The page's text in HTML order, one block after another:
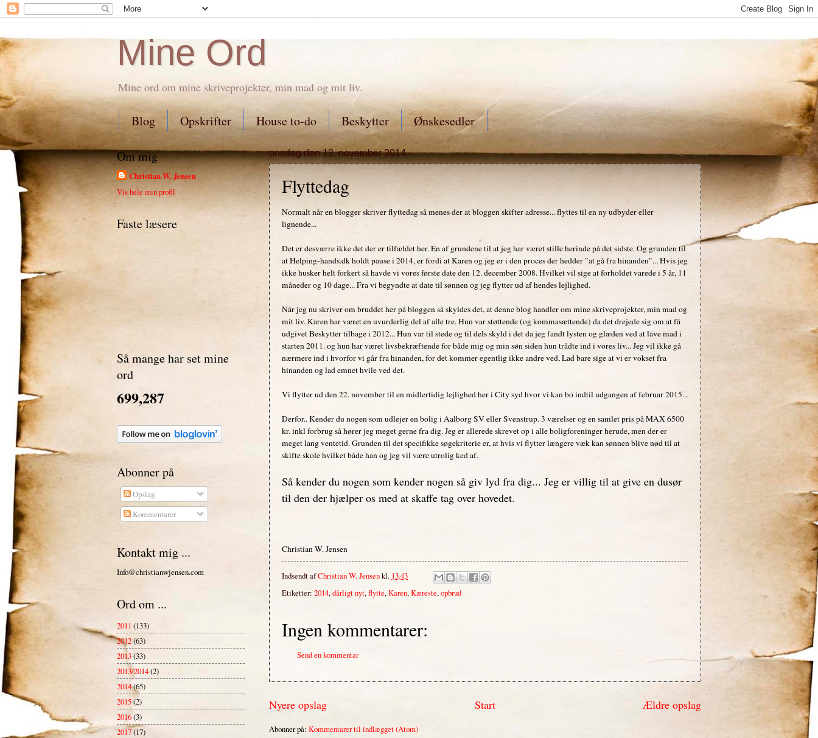
Mine Ord
Mine ord om mine skriveprojekter, min mad og mit liv.
Blog Opskrifter House to-do Beskytter Ønskesedler
onsdag den 12. november 2014
Flyttedag
Normalt når en blogger skriver flyttedag så menes der at bloggen skifter adresse... flyttes til en ny udbyder eller
lignende...
Det er desværre ikke det der er tilfældet her. En af grundene til at jeg har været stille herinde på det sidste. Og grunden til
at Helping-hands.dk holdt pause i 2014, er fordi at Karen og jeg er i den proces der hedder "at gå fra hinanden"... Hvis jeg
ikke husker helt forkert så havde vi vores første date den 12. december 2008. Hvilket vil sige at forholdet varede i 5 år, 11
måneder og 10 dage... Fra vi begyndte at date til sønnen og jeg flytter ud af hendes lejlighed.
Når jeg nu skriver om bruddet her på bloggen så skyldes det, at denne blog handler om mine skriveprojekter, min mad og
mit liv. Karen har været en uvurderlig del af alle tre. Hun var støttende (og kommasættende) da det drejede sig om at få
udgivet Beskytter tilbage i 2012... Hun var til stede og til dels skyld i det da jeg fandt lysten og glæden ved at lave mad i
starten 2011. og hun har været livsbekræftende for både mig og min søn siden hun trådte ind i vores liv... Jeg vil ikke gå
nærmere ind i hvorfor vi går fra hinanden, for det kommer egentlig ikke andre ved, Lad bare sige at vi er vokset fra
hinanden og lad emnet hvile ved det.
Vi flytter ud den 22. november til en midlertidig lejlighed her i City syd hvor vi kan bo indtil udgangen af februar 2015...
Derfor.. Kender du nogen som udlejer en bolig i Aalborg SV eller Svenstrup. 3 værelser og en samlet pris på MAX 6500
kr. inkl forbrug så hører jeg meget gerne fra dig. Jeg er allerede skrevet op i alle boligforeninger herude, men der er
meget lang ventetid. Grunden til det specifikke søgekriterie er, at hvis vi flytter længere væk kan sønnen blive nød til at
skifte skole hvilket både han og jeg vil være utrolig ked af.
Så kender du nogen som kender nogen så giv lyd fra dig... Jeg er villig til at give en dusør
til den der hjælper os med at skaffe tag over hovedet.
Christian W. Jensen
Indsendt afChristian W. Jensenkl. 13.43
Etiketter: 2014,dårligt nyt,flytte,Karen,Kæreste,opbrud
Ingen kommentarer:
Send en kommentar
Nyere opslag Ældre opslag
Start
Abonner på: Kommentarer til indlægget (Atom)
Om mig
Christian W. Jensen
Vis hele min profil
Faste læsere
Så mange har set mine
ord
699,287
Abonner på
Opslag
Kommentarer
Kontakt mig ...
Info@christianwjensen.com
Ord om ...
2011 (133)
2012(63)
2013(33)
2013/2014(2)
2014(65)
2015(2)
2016(3)
2017(17)